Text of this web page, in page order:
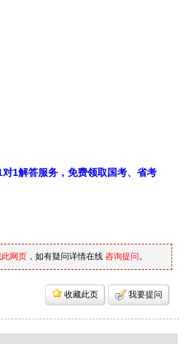
1解答服务，免费领取国考、省考
网页 ，如有疑问详情在线 咨询提问。
收藏此页 我要提问